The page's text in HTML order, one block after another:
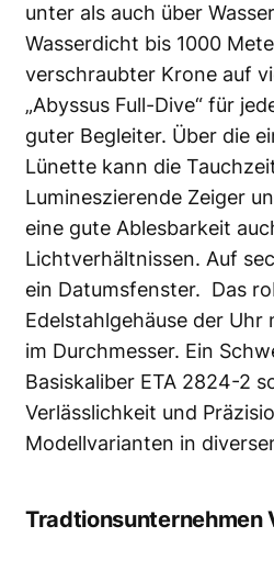
unter als auch über
Wasserdicht bis 1000
verschraubter Krone auf
„Abyssus Full-Dive“ für
guter Begleiter. Über die
Lünette kann die
Lumineszierende Zeiger
eine gute Ablesbarkeit
Lichtverhältnissen. Auf
ein Datumsfenster. Das
Edelstahlgehäuse der
im Durchmesser. Ein
Basiskaliber ETA 2824-2
Verlässlichkeit und
Modellvarianten in
Tradtionsunternehmen